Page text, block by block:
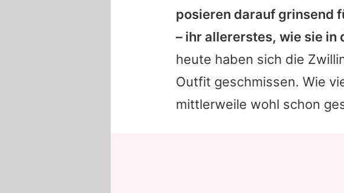
posieren darauf grinsend
– ihr allererstes, wie sie
heute haben sich die
Outfit geschmissen. Wie
mittlerweile wohl schon